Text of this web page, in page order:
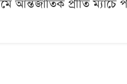
আন্তর্জাতিক প্রীতি